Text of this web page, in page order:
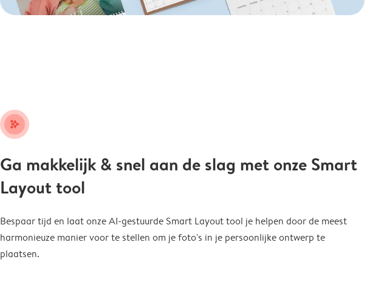
stars_plus
Ga makkelijk & snel aan de slag met onze Smart
Layout tool
Bespaar tijd en laat onze AI-gestuurde Smart Layout tool je helpen door de meest
harmonieuze manier voor te stellen om je foto's in je persoonlijke ontwerp te
plaatsen.